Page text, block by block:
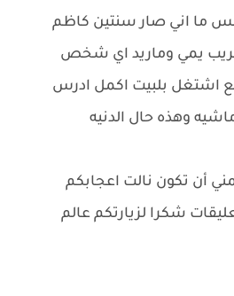
ما اني صار سنتين كاظم
يمي وماريد اي شخص
اشتغل بلبيت اكمل ادرس
وهذه حال الدنيه
أن تكون نالت اعجابكم
شكرا لزيارتكم عالم